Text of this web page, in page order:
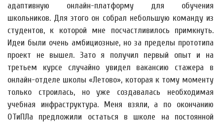
адаптивную онлайн-платформу для обучения
школьников. Для этого он собрал небольшую команду из
студентов, к которой мне посчастливилось примкнуть.
Идеи были очень амбициозные, но за пределы прототипа
проект не вышел. Зато я получил первый опыт и на
третьем курсе случайно увидел вакансию стажера в
онлайн-отделе школы «Летово», которая к тому моменту
только строилась, но уже создавалась необходимая
учебная инфраструктура. Меня взяли, а по окончанию
ОТиПЛа предложили остаться в школе на постоянной